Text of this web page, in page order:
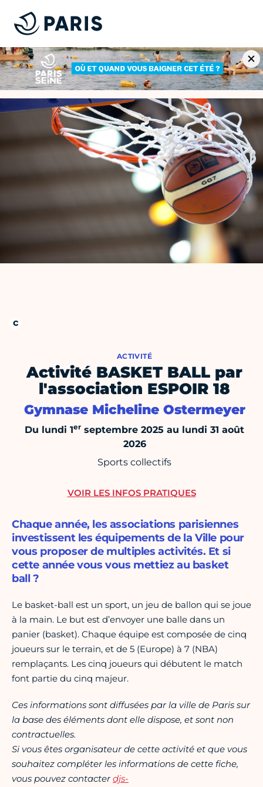
ACTIVITÉ
Activité BASKET BALL par
l'association ESPOIR 18
Gymnase Micheline Ostermeyer
Du lundi 1er septembre 2025 au lundi 31 août
2026
Sports collectifs
Chaque année, les associations parisiennes
investissent les équipements de la Ville pour
vous proposer de multiples activités. Et si
cette année vous vous mettiez au basket
ball ?
Le basket-ball est un sport, un jeu de ballon qui se joue
à la main. Le but est d’envoyer une balle dans un
panier (basket). Chaque équipe est composée de cinq
joueurs sur le terrain, et de 5 (Europe) à 7 (NBA)
remplaçants. Les cinq joueurs qui débutent le match
font partie du cinq majeur.
Ces informations sont diffusées par la ville de Paris sur
la base des éléments dont elle dispose, et sont non
contractuelles.
Si vous êtes organisateur de cette activité et que vous
souhaitez compléter les informations de cette fiche,
vous pouvez contacterdjs-
VOIR LES INFOS PRATIQUES